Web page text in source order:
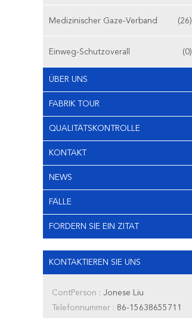
Medizinischer Gaze-Verband (26)
Einweg-Schutzoverall (0)
ÜBER UNS
FABRIK TOUR
QUALITÄTSKONTROLLE
KONTAKT
NEWS
FÄLLE
FORDERN SIE EIN ZITAT
KONTAKTIEREN SIE UNS
ContPerson : Jonese Liu
Telefonnummer : 86-15638655711